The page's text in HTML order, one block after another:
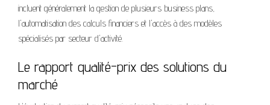
incluent généralement la gestion de plusieurs business plans,
l'automatisation des calculs financiers et l'accès à des modèles
spécialisés par secteur d'activité.
Le rapport qualité-prix des solutions du
marché